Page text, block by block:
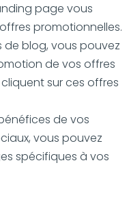
page vous
promotionnelles.
de blog, vous pouvez
de vos offres
sur ces offres
de vos
vous pouvez
spécifiques à vos